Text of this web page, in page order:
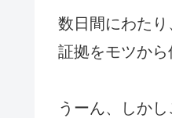
数日間にわた
証拠をモツから
うーん、しか